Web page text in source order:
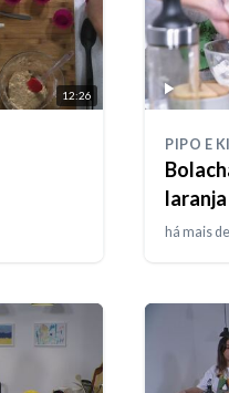
12:26
PIPO E
laranja
há mais